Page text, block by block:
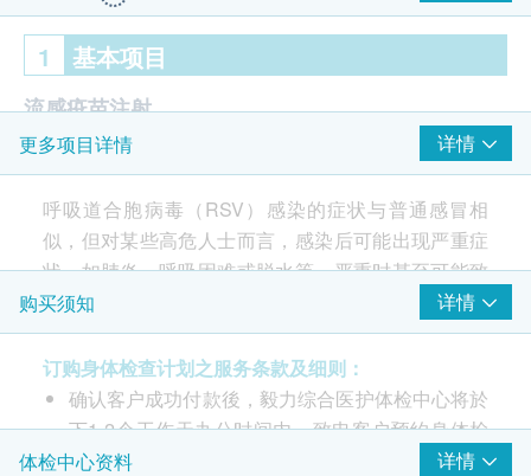
1 基本项目
流感疫苗注射
GSK 呼吸道合胞病毒RSV疫苗 1针
疫苗注射
由注册医生/医护人员负责注射程序
更多项目详情 详情
呼吸道合胞病毒（RSV）感染的症状与普通感冒相
似，但对某些高危人士而言，感染后可能出现严重症
状，如肺炎、呼吸困难或脱水等，严重时甚至可能致
命。 RSV感染全年均可发生，过去预防RSV主要依靠
保持个人及环境卫生，目前尚无特效药物治疗感染。
香港近期成为亚洲首个引入RSV疫苗的地区，该疫苗
可为长者提供更全面的保护，保护效力约在82.6%至
94.6%之间。
购买须知 详情
订购身体检查计划之服务条款及细则：
确认客户成功付款後，毅力综合医护体检中心将於
下1-2个工作天办公时间内，致电客户预约身体检
查的时间和地点，并会通知客户验身注意事项。
体检中心资料
详情